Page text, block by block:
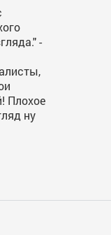
-
Плохое
ну